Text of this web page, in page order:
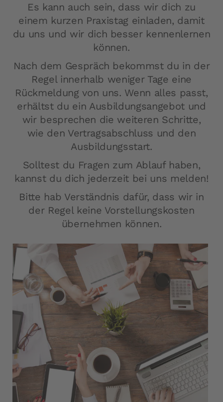
Es kann auch sein, dass wir dich zu
einem kurzen Praxistag einladen, damit
du uns und wir dich besser kennenlernen
können.
Nach dem Gespräch bekommst du in der
Regel innerhalb weniger Tage eine
Rückmeldung von uns. Wenn alles passt,
erhältst du ein Ausbildungsangebot und
wir besprechen die weiteren Schritte,
wie den Vertragsabschluss und den
Ausbildungsstart.
Solltest du Fragen zum Ablauf haben,
kannst du dich jederzeit bei uns melden!
Bitte hab Verständnis dafür, dass wir in
der Regel keine Vorstellungskosten
übernehmen können.